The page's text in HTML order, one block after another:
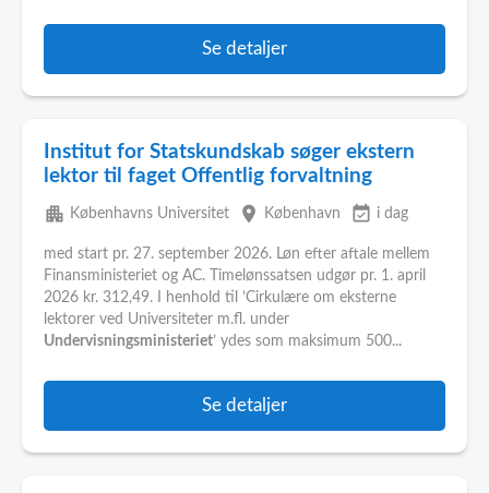
Se detaljer
Institut for Statskundskab søger ekstern
lektor til faget Offentlig forvaltning
apartment Københavns Universitet place København event_available i dag
med start pr. 27. september 2026. Løn efter aftale mellem
Finansministeriet og AC. Timelønssatsen udgør pr. 1. april
2026 kr. 312,49. I henhold til ’Cirkulære om eksterne
lektorer ved Universiteter m.fl. under
Undervisningsministeriet’ ydes som maksimum 500...
Se detaljer